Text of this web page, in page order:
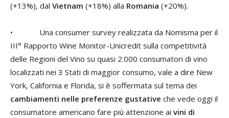
(+13%), dal Vietnam (+18%) alla Romania (+20%).
• Una consumer survey realizzata da Nomisma per il
III° Rapporto Wine Monitor-Unicredit sulla competitività
delle Regioni del Vino su quasi 2.000 consumatori di vino
localizzati nei 3 Stati di maggior consumo, vale a dire New
York, California e Florida, si è soffermata sul tema dei
cambiamenti nelle preferenze gustative che vede oggi il
consumatore americano fare più attenzione ai vini di